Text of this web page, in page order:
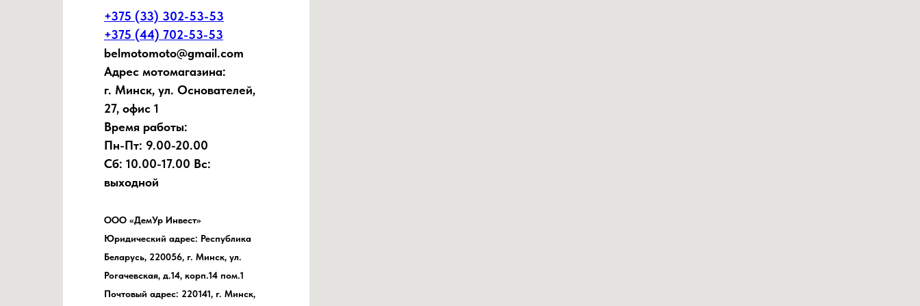
+375 (33) 302-53-53
+375 (44) 702-53-53
belmotomoto@gmail.com
Адрес мотомагазина:
г. Минск, ул. Основателей,
27, офис 1
Время работы:
Пн-Пт: 9.00-20.00
Сб: 10.00-17.00 Вс:
выходной
ООО «ДемУр Инвест»
Юридический адрес: Республика
Беларусь, 220056, г. Минск, ул.
Рогачевская, д.14, корп.14 пом.1
Почтовый адрес: 220141, г. Минск,